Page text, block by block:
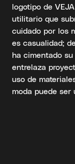
logotipo de
utilitario que
cuidado por los
es casualidad;
ha cimentado
entrelaza
uso de
moda puede ser